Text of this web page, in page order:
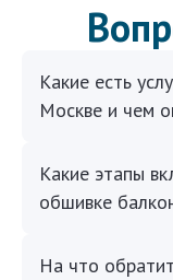
Какие есть
Москве и чем
Какие этапы
обшивке
На что